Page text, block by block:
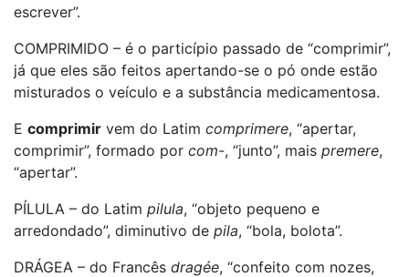
escrever”.
COMPRIMIDO – é o particípio passado de “comprimir”,
já que eles são feitos apertando-se o pó onde estão
misturados o veículo e a substância medicamentosa.
E comprimir vem do Latim comprimere, “apertar,
comprimir”, formado por com-, “junto”, mais premere,
“apertar”.
PÍLULA – do Latim pilula, “objeto pequeno e
arredondado”, diminutivo de pila, “bola, bolota”.
DRÁGEA – do Francês dragée, “confeito com nozes,